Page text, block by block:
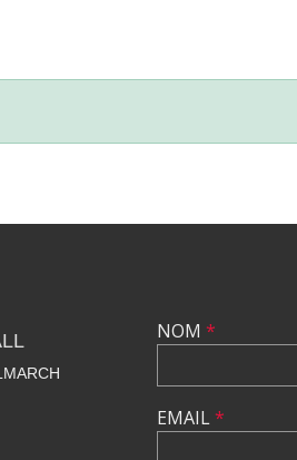
NOM *
EMAIL*